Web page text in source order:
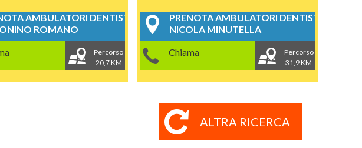
AMBULATORI DENTISTICI
ROMANO
Percorso
20,7 KM
PRENOTA AMBULATORI DENTISTICI
NICOLA MINUTELLA
Chiama
Percorso
31,9 KM
ALTRA RICERCA